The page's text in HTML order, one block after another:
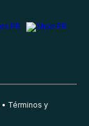
Términos y